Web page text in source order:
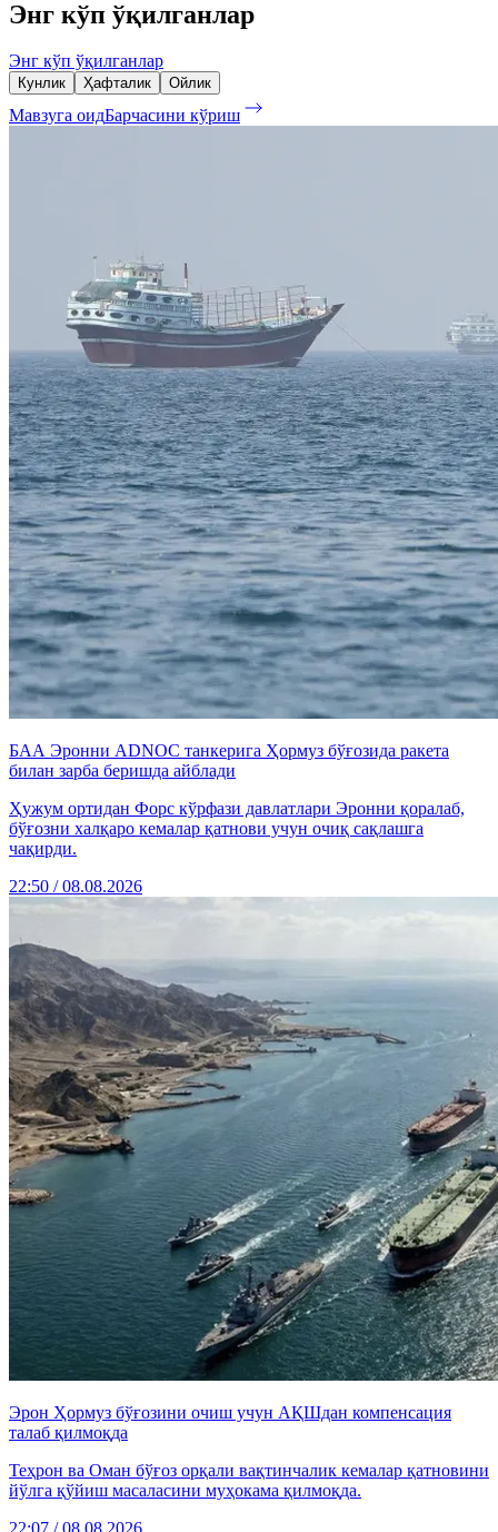
Энг кўп ўқилганлар
Энг кўп ўқилганлар
Кунлик Ҳафталик Ойлик
Мавзуга оидБарчасини кўриш
БАА Эронни ADNOC танкерига Ҳормуз бўғозида ракета
билан зарба беришда айблади
Ҳужум ортидан Форс кўрфази давлатлари Эронни қоралаб,
бўғозни халқаро кемалар қатнови учун очиқ сақлашга
чақирди.
22:50 / 08.08.2026
Эрон Ҳормуз бўғозини очиш учун АҚШдан компенсация
талаб қилмоқда
Теҳрон ва Оман бўғоз орқали вақтинчалик кемалар қатновини
йўлга қўйиш масаласини муҳокама қилмоқда.